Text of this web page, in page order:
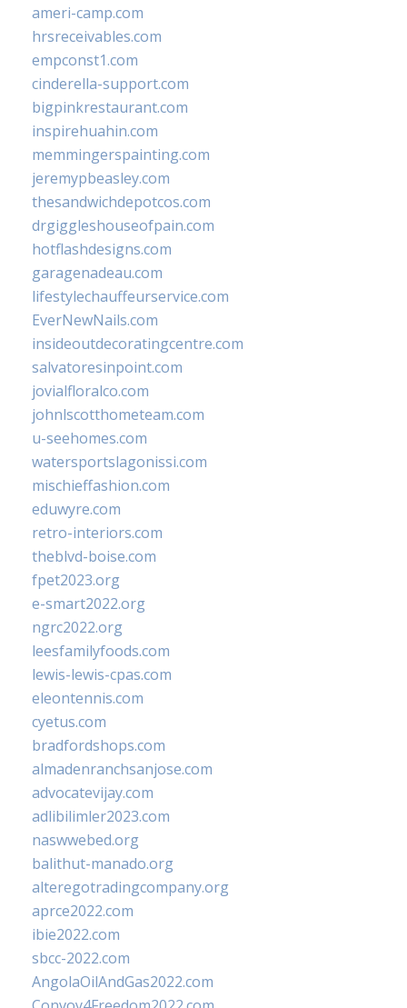
ameri-camp.com
hrsreceivables.com
empconst1.com
cinderella-support.com
bigpinkrestaurant.com
inspirehuahin.com
memmingerspainting.com
jeremypbeasley.com
thesandwichdepotcos.com
drgiggleshouseofpain.com
hotflashdesigns.com
garagenadeau.com
lifestylechauffeurservice.com
EverNewNails.com
insideoutdecoratingcentre.com
salvatoresinpoint.com
jovialfloralco.com
johnlscotthometeam.com
u-seehomes.com
watersportslagonissi.com
mischieffashion.com
eduwyre.com
retro-interiors.com
theblvd-boise.com
fpet2023.org
e-smart2022.org
ngrc2022.org
leesfamilyfoods.com
lewis-lewis-cpas.com
eleontennis.com
cyetus.com
bradfordshops.com
almadenranchsanjose.com
advocatevijay.com
adlibilimler2023.com
naswwebed.org
balithut-manado.org
alteregotradingcompany.org
aprce2022.com
ibie2022.com
sbcc-2022.com
AngolaOilAndGas2022.com